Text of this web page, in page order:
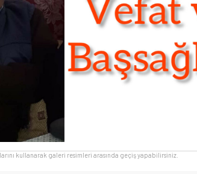
kullanarak galeri resimleri arasında geçiş yapabilirsiniz.